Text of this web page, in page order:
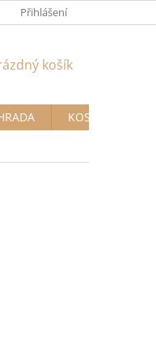
Přihlášení
košík
KOSMETIKA A